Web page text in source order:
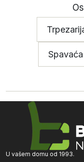
U vašem domu od 1993.